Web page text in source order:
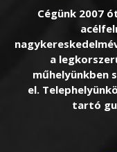
Cégünk 2007
a
műhelyünkben
el.
tartó